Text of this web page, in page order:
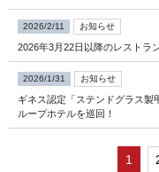
2026/2/11 お知らせ
2026年3月22日以降のレストラ
2026/1/31 お知らせ
ギネス認定「ステンドグラス製
ループホテルを巡回！
1